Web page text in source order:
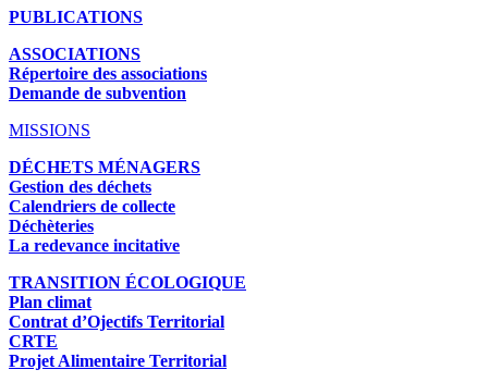
PUBLICATIONS
ASSOCIATIONS
Répertoire des associations
Demande de subvention
MISSIONS
DÉCHETS MÉNAGERS
Gestion des déchets
Calendriers de collecte
Déchèteries
La redevance incitative
TRANSITION ÉCOLOGIQUE
Plan climat
Contrat d’Ojectifs Territorial
CRTE
Projet Alimentaire Territorial